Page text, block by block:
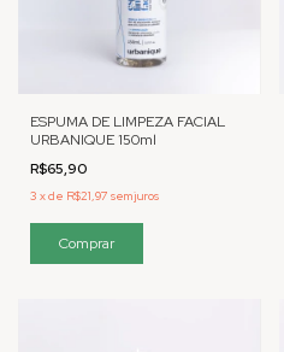
ESPUMA DE LIMPEZA FACIAL
URBANIQUE 150ml
R$65,90
3 xde R$21,97 sem juros